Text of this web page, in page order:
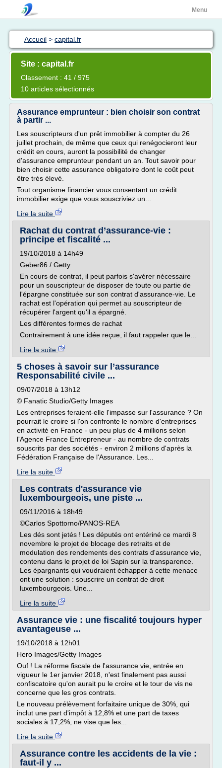
Menu
Accueil > capital.fr
Site : capital.fr
Classement : 41 / 975
10 articles sélectionnés
Assurance emprunteur : bien choisir son contrat
à partir ...
Les souscripteurs d'un prêt immobilier à compter du 26
juillet prochain, de même que ceux qui renégocieront leur
crédit en cours, auront la possibilité de changer
d'assurance emprunteur pendant un an. Tout savoir pour
bien choisir cette assurance obligatoire dont le coût peut
être très élevé.
Tout organisme financier vous consentant un crédit
immobilier exige que vous souscriviez un...
Lire la suite
Rachat du contrat d’assurance-vie :
principe et fiscalité ...
19/10/2018 à 14h49
Geber86 / Getty
En cours de contrat, il peut parfois s'avérer nécessaire
pour un souscripteur de disposer de toute ou partie de
l'épargne constituée sur son contrat d'assurance-vie. Le
rachat est l'opération qui permet au souscripteur de
récupérer l'argent qu'il a épargné.
Les différentes formes de rachat
Contrairement à une idée reçue, il faut rappeler que le...
Lire la suite
5 choses à savoir sur l’assurance
Responsabilité civile ...
09/07/2018 à 13h12
© Fanatic Studio/Getty Images
Les entreprises feraient-elle l'impasse sur l'assurance ? On
pourrait le croire si l'on confronte le nombre d'entreprises
en activité en France - un peu plus de 4 millions selon
l'Agence France Entrepreneur - au nombre de contrats
souscrits par des sociétés - environ 2 millions d'après la
Fédération Française de l'Assurance. Les...
Lire la suite
Les contrats d'assurance vie
luxembourgeois, une piste ...
09/11/2016 à 18h49
©Carlos Spottorno/PANOS-REA
Les dés sont jetés ! Les députés ont entériné ce mardi 8
novembre le projet de blocage des retraits et de
modulation des rendements des contrats d'assurance vie,
contenu dans le projet de loi Sapin sur la transparence.
Les épargnants qui voudraient échapper à cette menace
ont une solution : souscrire un contrat de droit
luxembourgeois. Une...
Lire la suite
Assurance vie : une fiscalité toujours hyper
avantageuse ...
19/10/2018 à 12h01
Hero Images/Getty Images
Ouf ! La réforme fiscale de l'assurance vie, entrée en
vigueur le 1er janvier 2018, n'est finalement pas aussi
confiscatoire qu'on aurait pu le croire et le tour de vis ne
concerne que les gros contrats.
Le nouveau prélèvement forfaitaire unique de 30%, qui
inclut une part d'impôt à 12,8% et une part de taxes
sociales à 17,2%, ne vise que les...
Lire la suite
Assurance contre les accidents de la vie :
faut-il y ...